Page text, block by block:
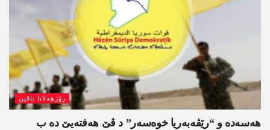
رۆژھەلاتا ناڤین
هەسەدە و “رێڤەبەریا خوەسەر” د ڤێ ھەفتەیێ دە ب